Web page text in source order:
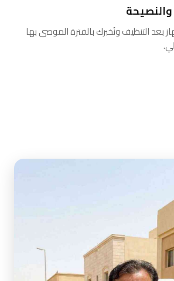
بعد التنظيف ونُخبرك بالفترة الموصى بها